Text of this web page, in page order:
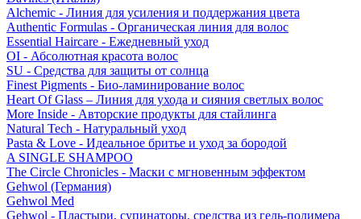
Alchemic - Линия для усиления и поддержания цвета
Authentic Formulas - Органическая линия для волос
Essential Haircare - Eжедневный уход
OI - Абсолютная красота волос
SU - Средства для защиты от солнца
Finest Pigments - Био-ламинирование волос
Heart Of Glass – Линия для ухода и сияния светлых волос
More Inside - Авторские продукты для стайлинга
Natural Tech - Натуральный уход
Pasta & Love - Идеальное бритье и уход за бородой
A SINGLE SHAMPOO
The Circle Chronicles - Маски с мгновенным эффектом
Gehwol (Германия)
Gehwol Med
Gehwol - Пластыри, супинаторы, средства из гель-полимера